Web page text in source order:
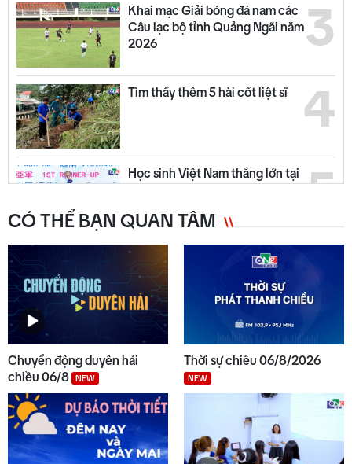
3
Khai mạc Giải bóng đá nam các
Câu lạc bộ tỉnh Quảng Ngãi năm
2026
4
Tìm thấy thêm 5 hài cốt liệt sĩ
5
Học sinh Việt Nam thắng lớn tại
6
Đưa 33 ngư dân bị chìm tàu về
địa phương
7
Phường Đăk Bla ra quân "Chiến
dịch mùa hè số cùng VNeID"
8
Cách thức Israel quản lý chung
cư không theo niên hạn
CÓ THỂ BẠN QUAN TÂM
Chuyển động duyên hải
chiều 06/8
NEW
Thời sự chiều 06/8/2026
NEW